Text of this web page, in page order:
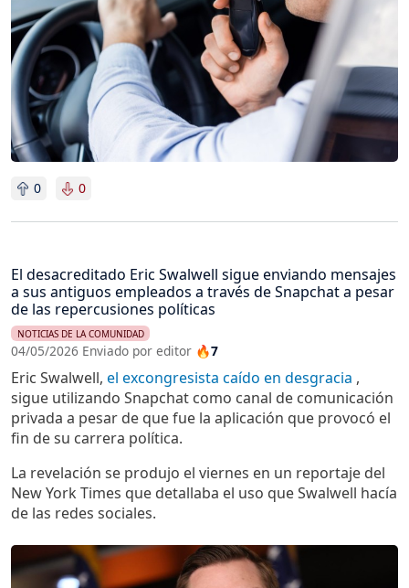
0 0
El desacreditado Eric Swalwell sigue enviando mensajes
a sus antiguos empleados a través de Snapchat a pesar
de las repercusiones políticas
NOTICIAS DE LA COMUNIDAD
04/05/2026 Enviado por editor 🔥7
Eric Swalwell, el excongresista caído en desgracia ,
sigue utilizando Snapchat como canal de comunicación
privada a pesar de que fue la aplicación que provocó el
fin de su carrera política.
La revelación se produjo el viernes en un reportaje del
New York Times que detallaba el uso que Swalwell hacía
de las redes sociales.
Imagen